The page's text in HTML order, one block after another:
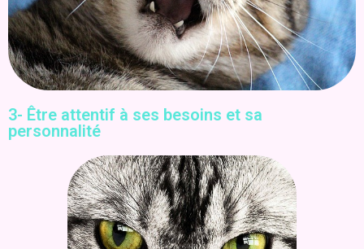
3- Être attentif à ses besoins et sa
personnalité